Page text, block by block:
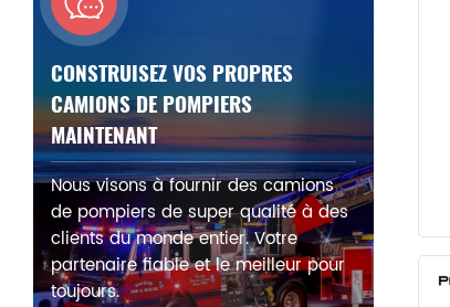
CONSTRUISEZ VOS PROPRES
CAMIONS DE POMPIERS
MAINTENANT
Nous visons à fournir des camions
de pompiers de super qualité à des
clients du monde entier. Votre
partenaire fiable et le meilleur pour
toujours.